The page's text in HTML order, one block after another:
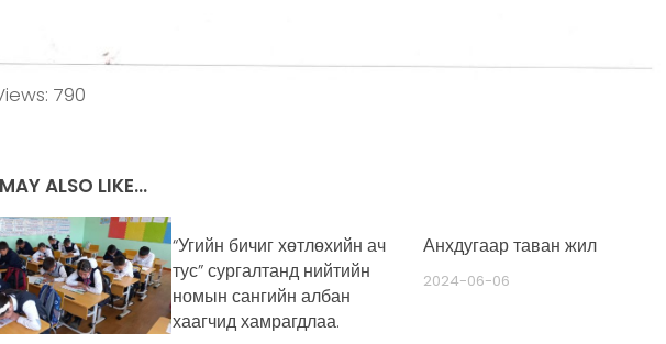
790
ALSO LIKE...
“Угийн бичиг хөтлөхийн ач
тус” сургалтанд нийтийн
номын сангийн албан
хаагчид хамрагдлаа.
Анхдугаар таван жил
2024-06-06